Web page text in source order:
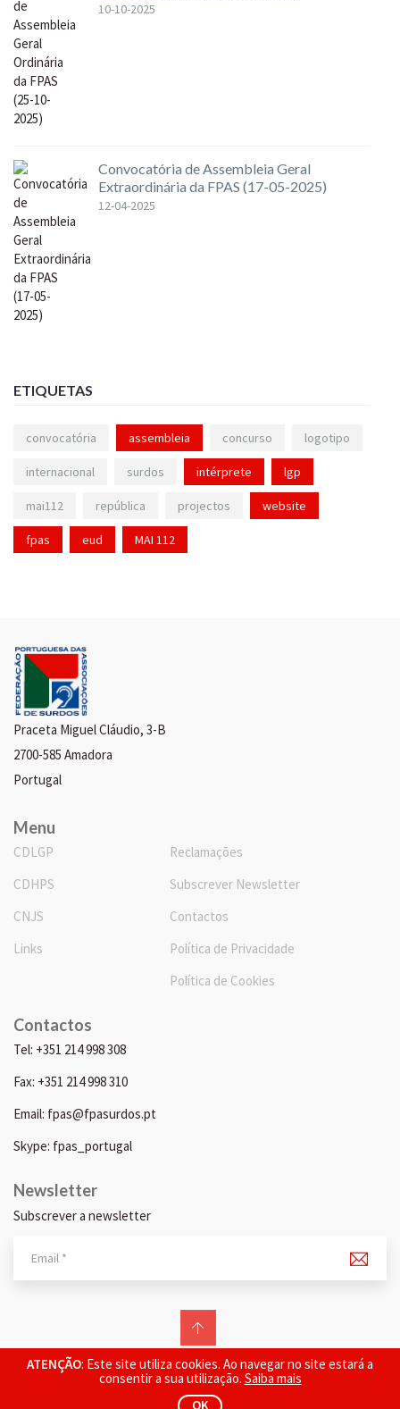
ATENÇÃO: Este site utiliza cookies. Ao navegar no site estará a
consentir a sua utilização. Saiba mais
OK
10-10-2025
Convocatória de Assembleia Geral
Extraordinária da FPAS (17-05-2025)
12-04-2025
ETIQUETAS
convocatória assembleia concurso logotipo
internacional surdos intérprete lgp
mai112 república projectos website
fpas eud MAI 112
Praceta Miguel Cláudio, 3-B
2700-585 Amadora
Portugal
Menu
CDLGP
CDHPS
CNJS
Links
Reclamações
Subscrever Newsletter
Contactos
Política de Privacidade
Política de Cookies
Contactos
Tel: +351 214 998 308
Fax: +351 214 998 310
Email: fpas@fpasurdos.pt
Skype: fpas_portugal
Newsletter
Subscrever a newsletter
© 2026 FPAS. Todos os direitos reservados.